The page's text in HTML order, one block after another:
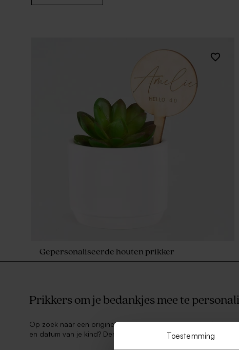
Toestemming
Gepersonaliseerde houten prikker
Prikkers om je bedankjes mee te
Op zoek naar een originele manier om je communiebedankjes
en datum van je kind? Denk dan eens aan onze houten of